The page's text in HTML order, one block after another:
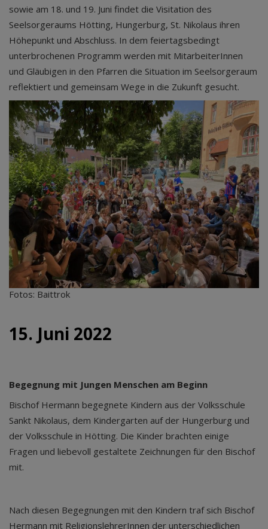
sowie am 18. und 19. Juni findet die Visitation des
Seelsorgeraums Hötting, Hungerburg, St. Nikolaus ihren
Höhepunkt und Abschluss. In dem feiertagsbedingt
unterbrochenen Programm werden mit MitarbeiterInnen
und Gläubigen in den Pfarren die Situation im Seelsorgeraum
reflektiert und gemeinsam Wege in die Zukunft gesucht.
Fotos: Baittrok
15. Juni 2022
Begegnung mit Jungen Menschen am Beginn
Bischof Hermann begegnete Kindern aus der Volksschule
Sankt Nikolaus, dem Kindergarten auf der Hungerburg und
der Volksschule in Hötting. Die Kinder brachten einige
Fragen und liebevoll gestaltete Zeichnungen für den Bischof
mit.
Nach diesen Begegnungen mit den Kindern traf sich Bischof
Hermann mit ReligionslehrerInnen der unterschiedlichen